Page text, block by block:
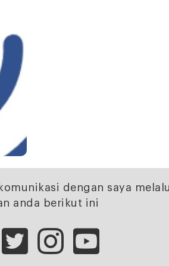
dengan saya
anda berikut ini